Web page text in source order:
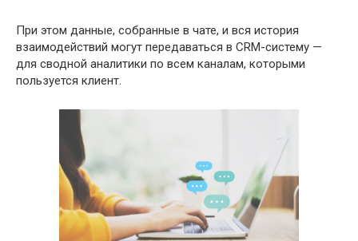
При этом данные, собранные в чате, и вся история
взаимодействий могут передаваться в CRM-систему —
для сводной аналитики по всем каналам, которыми
пользуется клиент.